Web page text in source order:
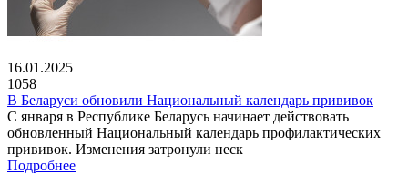
16.01.2025
1058
В Беларуси обновили Национальный календарь прививок
С января в Республике Беларусь начинает действовать
обновленный Национальный календарь профилактических
прививок. Изменения затронули неск
Подробнее